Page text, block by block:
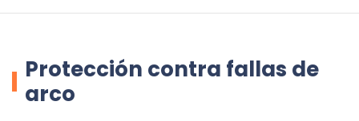
Protección contra fallas de
arco